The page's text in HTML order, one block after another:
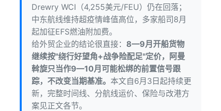
Drewry WCI（4,255美元/FEU）仍在回落；
中东航线维持超疫情峰值高位，多家船司8月
起加征EFS燃油附加费。
给外贸企业的结论很直接： 8—9月开船货物
继续按"绕行好望角+战争险配足"定价，阿曼
斡旋只当作9—10月可能松绑的前置信号跟
踪，不改变当期基准。 本文自6月3日起持续更
新，完整时间线、分航线运价、保险与改港方
案见正文各节。